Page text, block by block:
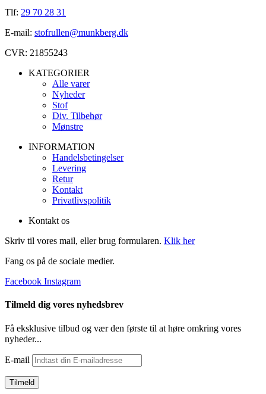
Tlf: 29 70 28 31
E-mail: stofrullen@munkberg.dk
CVR: 21855243
KATEGORIER
Alle varer
Nyheder
Stof
Div. Tilbehør
Mønstre
INFORMATION
Handelsbetingelser
Levering
Retur
Kontakt
Privatlivspolitik
Kontakt os
Skriv til vores mail, eller brug formularen. Klik her
Fang os på de sociale medier.
Facebook Instagram
Tilmeld dig vores nyhedsbrev
Få eksklusive tilbud og vær den første til at høre omkring vores
nyheder...
E-mail